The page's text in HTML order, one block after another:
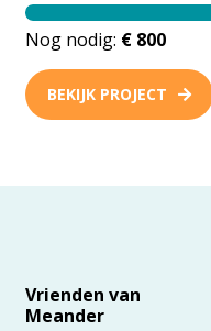
Nog nodig: € 800
BEKIJK PROJECT
Vrienden van
Meander